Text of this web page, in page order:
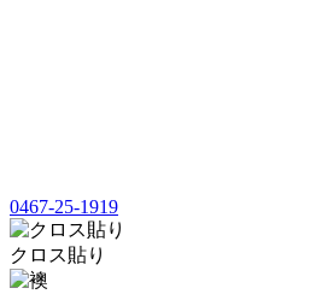
0467-25-1919
クロス貼り